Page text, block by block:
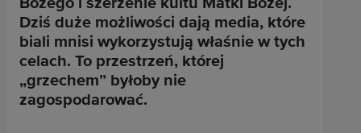
Bożego i szerzenie kultu Matki Bożej.
Dziś duże możliwości dają media, które
biali mnisi wykorzystują właśnie w tych
celach. To przestrzeń, której
„grzechem” byłoby nie
zagospodarować.